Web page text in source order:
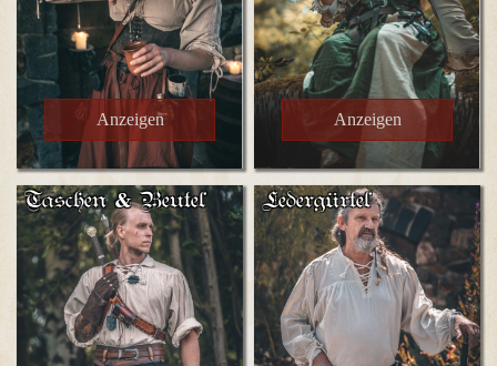
Anzeigen Anzeigen
Taschen & Beutel Ledergürtel